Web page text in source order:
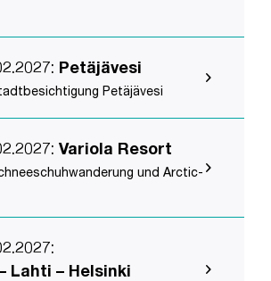
: Petäjävesi
Petäjävesi
: Variola Resort
und Arctic-
:
Lahti – Helsinki